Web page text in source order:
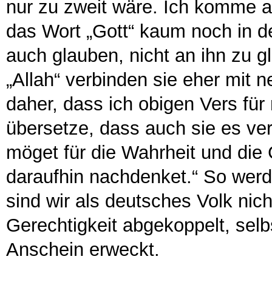
nur zu zweit wäre. Ich komme
das Wort „Gott“ kaum noch in
auch glauben, nicht an ihn zu
„Allah“ verbinden sie eher mit
daher, dass ich obigen Vers
übersetze, dass auch sie es
möget für die Wahrheit und
daraufhin nachdenket.“ So
sind wir als deutsches Volk
Gerechtigkeit abgekoppelt,
Anschein erweckt.